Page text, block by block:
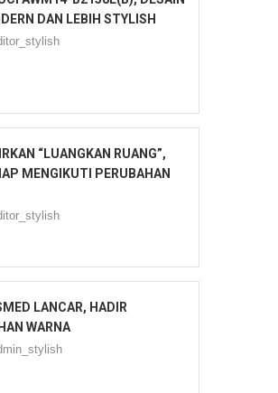
DAN LEBIH STYLISH
“LUANGKAN RUANG”,
MENGIKUTI PERUBAHAN
LANCAR, HADIR
WARNA